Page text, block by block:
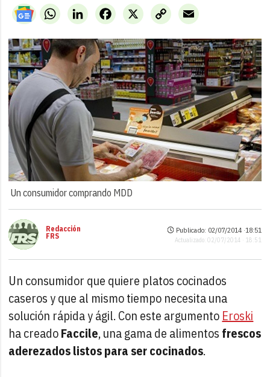
WhatsAppLinkedIn X
Facebook
Copy
Link
Email
Un consumidor comprando MDD
Redacción
FRS
Publicado: 02/07/2014 ·18:51
Actualizado: 02/07/2014 · 18:51
Un consumidor que quiere platos cocinados
caseros y que al mismo tiempo necesita una
solución rápida y ágil. Con este argumento Eroski
ha creadoFaccile, una gama de alimentos frescos
aderezados listos para ser cocinados.